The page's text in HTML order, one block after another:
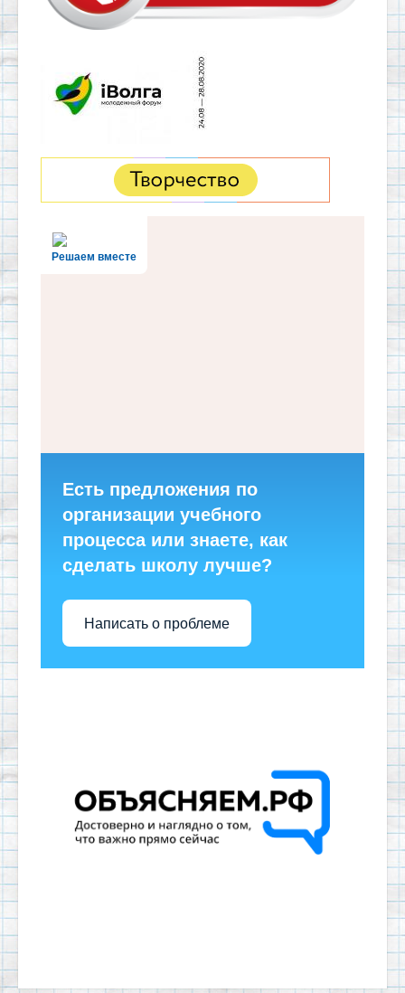
Решаем вместе
Есть предложения по
организации учебного
процесса или знаете, как
сделать школу лучше?
Написать о проблеме